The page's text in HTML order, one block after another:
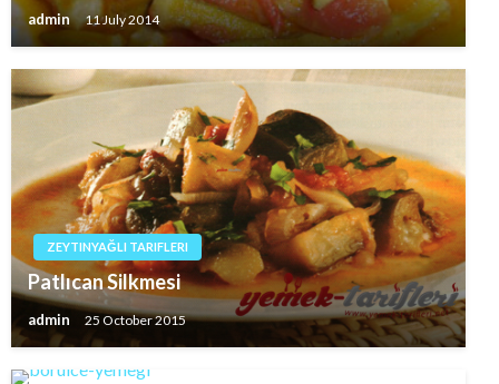
admin 11 July 2014
ZEYTINYAĞLI TARIFLERI
Patlıcan Silkmesi
admin 25 October 2015